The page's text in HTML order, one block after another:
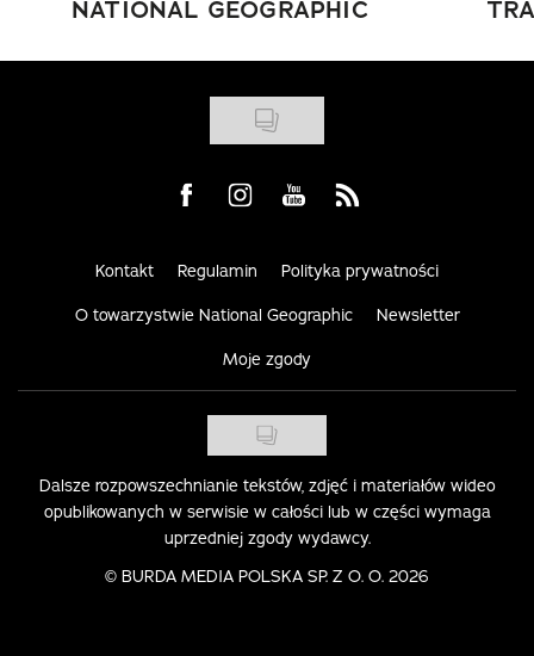
NATIONAL GEOGRAPHIC
Visit us on Facebook
Visit us on Instagram
Visit us on Youtube
Visit us on Rss
Kontakt Regulamin Polityka prywatności
O towarzystwie National Geographic Newsletter
Moje zgody
Dalsze rozpowszechnianie tekstów, zdjęć i materiałów wideo
opublikowanych w serwisie w całości lub w części wymaga
uprzedniej zgody wydawcy.
© BURDA MEDIA POLSKA SP. Z O. O. 2026